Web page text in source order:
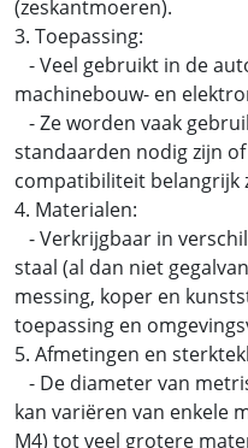
(zeskantmoeren).
3. Toepassing:
- Veel gebruikt in de
machinebouw- en
- Ze worden vaak
standaarden nodig zijn
compatibiliteit belangrijk
4. Materialen:
- Verkrijgbaar in
staal (al dan niet
messing, koper en
toepassing en
5. Afmetingen en
- De diameter van
kan variëren van enkele
M4) tot veel grotere